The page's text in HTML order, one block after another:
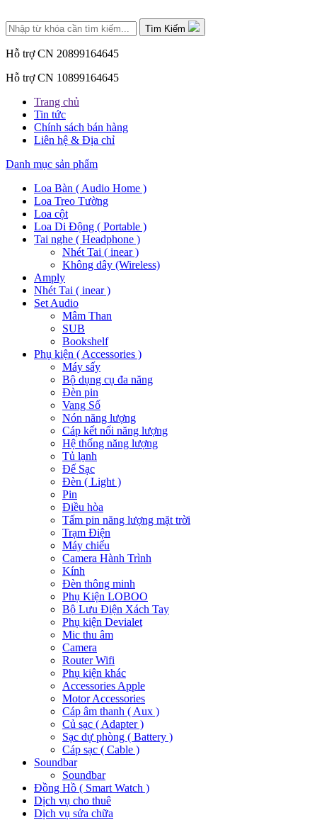
Tìm Kiếm
Hỗ trợ CN 20899164645
Hỗ trợ CN 10899164645
Trang chủ
Tin tức
Chính sách bán hàng
Liên hệ & Địa chỉ
Danh mục sản phẩm
Loa Bàn ( Audio Home )
Loa Treo Tường
Loa cột
Loa Di Động ( Portable )
Tai nghe ( Headphone )
Nhét Tai ( inear )
Không dây (Wireless)
Amply
Nhét Tai ( inear )
Set Audio
Mâm Than
SUB
Bookshelf
Phụ kiện ( Accessories )
Máy sấy
Bộ dụng cụ đa năng
Đèn pin
Vang Số
Nón năng lượng
Cáp kết nối năng lượng
Hệ thống năng lượng
Tủ lạnh
Đế Sạc
Đèn ( Light )
Pin
Điều hòa
Tấm pin năng lượng mặt trời
Trạm Điện
Máy chiếu
Camera Hành Trình
Kính
Đèn thông minh
Phụ Kiện LOBOO
Bộ Lưu Điện Xách Tay
Phụ kiện Devialet
Mic thu âm
Camera
Router Wifi
Phụ kiện khác
Accessories Apple
Motor Accessories
Cáp âm thanh ( Aux )
Củ sạc ( Adapter )
Sạc dự phòng ( Battery )
Cáp sạc ( Cable )
Soundbar
Soundbar
Đồng Hồ ( Smart Watch )
Dịch vụ cho thuê
Dịch vụ sửa chữa